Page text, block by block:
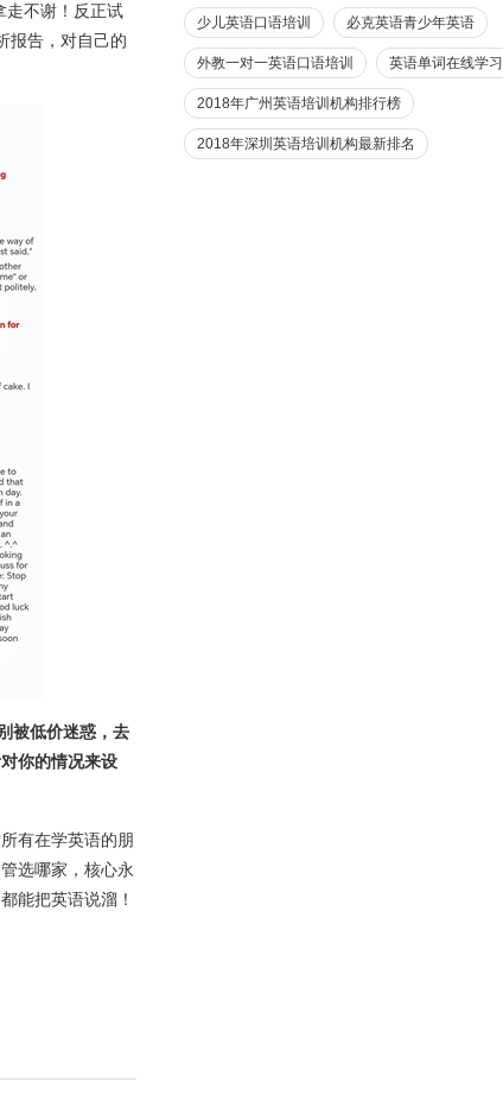
走不谢！反正试
报告，对自己的
被低价迷惑，去
你的情况来设
有在学英语的朋
选哪家，核心永
能把英语说溜！
少儿英语口语培训 必克英语青少年英语
外教一对一英语口语培训 英语单词在线学习
2018年广州英语培训机构排行榜
2018年深圳英语培训机构最新排名